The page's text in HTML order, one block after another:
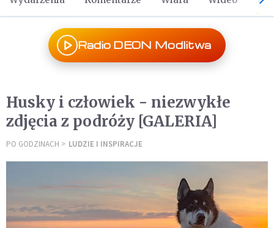
Radio DEON Modlitwa
Husky i człowiek - niezwykłe
zdjęcia z podróży [GALERIA]
PO GODZINACH LUDZIE I INSPIRACJE